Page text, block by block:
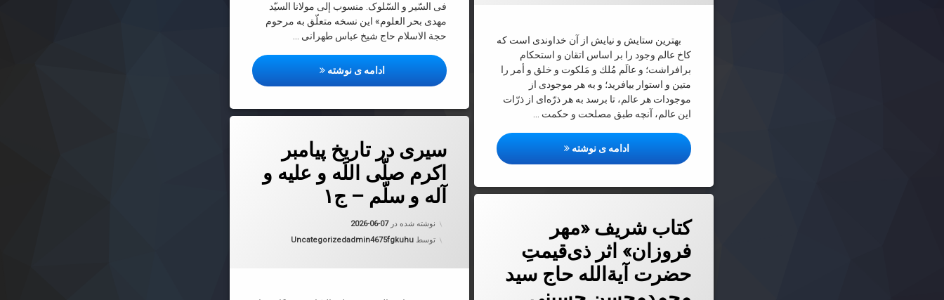
فی السّیر و السّلوک. منسوب إلى مولانا السیّد
مهدى بحر العلوم» این نسخه متعلّق به مرحوم
حجة الاسلام حاج شیخ عباس طهرانى …
ادامه ی نوشته رساله سیر و سلوک منسوب به بحر العلوم
بهترین ستایش و نیایش از آن خداوندى است كه
كاخ عالم وجود را بر اساس اتقان و استحكام
برافراشت؛ و عالَم مُلك و مَلكوت و خلق و أمر را
متین و استوار بیافرید؛ و به هر موجودى از
موجودات هر عالم، تا برسد به هر ذرّه‌اى از ذرّات
این عالم، آنچه طبق مصلحت و حكمت …
ادامه ی نوشته رساله بدیعه تفسیر آیه: الرِّجالُ قَوَّامُونَ عَلَى النِّساءِ بِما فَضَّلَ اللَّهُ بَعْضَهُمْ عَلى‌ بَعْضٍ وَ بِما أَنْفَقُوا مِنْ أَمْوالِهِمْ‌
سیری در تاریخ پیامبر
اکرم صلّی اللَه و علیه و
آله و سلّم – ج۱
نوشته شده در2026-06-07
توسط admin4675fgkuhuدسته بندی ها:
Uncategorized
کتاب شریف «مهر
فروزان» اثر ذی‌قیمتِ
حضرت آیة‌الله حاج سید
دربارهٔ کتاب شریف «مهر فروزان» اثر ذی‌قیمتِ حضرت آیة‌الله حاج سید محمدمحسن حسینی طهرانی قدّس‌الله‌سرّه